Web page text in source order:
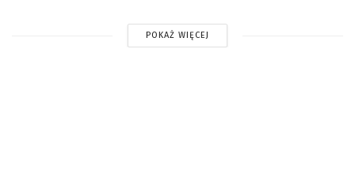
POKAŻ WIĘCEJ